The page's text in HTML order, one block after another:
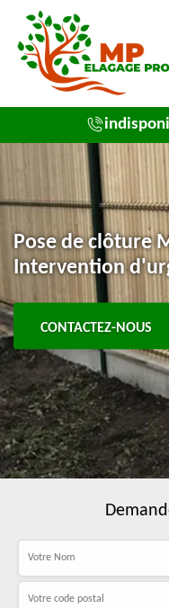
Pose de clôture
Intervention
CONTACTEZ-NOUS